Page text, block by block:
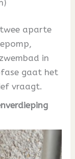
aparte
in
gaat het
vraagt.